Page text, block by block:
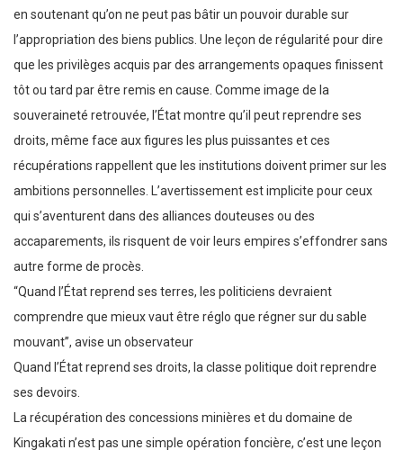
en soutenant qu’on ne peut pas bâtir un pouvoir durable sur
l’appropriation des biens publics. Une leçon de régularité pour dire
que les privilèges acquis par des arrangements opaques finissent
tôt ou tard par être remis en cause. Comme image de la
souveraineté retrouvée, l’État montre qu’il peut reprendre ses
droits, même face aux figures les plus puissantes et ces
récupérations rappellent que les institutions doivent primer sur les
ambitions personnelles. L’avertissement est implicite pour ceux
qui s’aventurent dans des alliances douteuses ou des
accaparements, ils risquent de voir leurs empires s’effondrer sans
autre forme de procès.
“Quand l’État reprend ses terres, les politiciens devraient
comprendre que mieux vaut être réglo que régner sur du sable
mouvant”, avise un observateur
Quand l’État reprend ses droits, la classe politique doit reprendre
ses devoirs.
La récupération des concessions minières et du domaine de
Kingakati n’est pas une simple opération foncière, c’est une leçon